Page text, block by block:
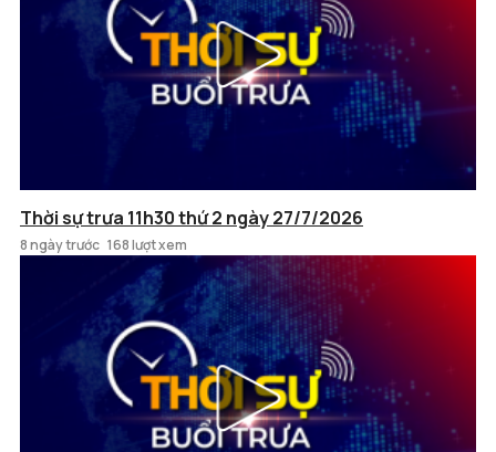
Thời sự trưa 11h30 thứ 2 ngày 27/7/2026
8 ngày trước 168 lượt xem